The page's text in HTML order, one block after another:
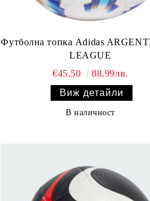
Футболна топка Adidas
LEAGUE
€45.50
88.99лв.
Виж детайли
В наличност